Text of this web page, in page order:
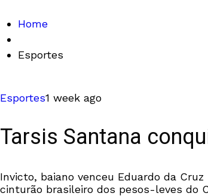
Home
Esportes
Esportes1 week ago
Tarsis Santana
Invicto, baiano venceu Eduardo da
cinturão brasileiro dos pesos-leves do